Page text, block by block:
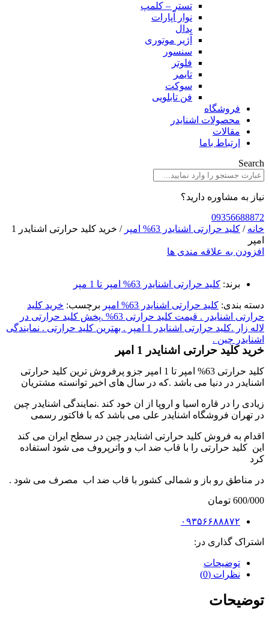
تستر – کلمپ
نوار آپارات
پدال
آژیر موتوری
سنسور
فلوتر
تایمر
سوکت
فن تابلویی
فروشگاه
محصولات اشنایدر
مقالات
ارتباط باما
Search
نیاز به مشاوره دارید؟
09356688872
خانه / کلید حرارتی اشنایدر 63% امپر
/ خرید کلید حرارتی اشنایدر 1
امپر
افزودن به علاقه مندی ها
برند: کلید حرارتی اشنایدر 63% امپر تا 1 مپر
دسته بندی: کلید حرارتی اشنایدر 63% امپر برچسب: خرید کلید
حرارتی اشنایدر . قیمت کلید حرارتی 63% .پخش کلید حرارتی در
لاله زار .کلید حرارتی اشنایدر 1 امپر . بهترین کلید حرارتی . نمایندگی
اشنایدر چین .
خرید کلید حرارتی اشنایدر 1 امپر
کلید حرارتی 63% امپر تا 1 امپر جزو پرفروش ترین کلید حرارتی
اشنایدر در دنیا می باشد .که در سال های اخیر توانسته مشتریان
زیادی را در قاره اسیا و اروپا از ان خود کند .نمایندگی اشنایدر چین
در تهران فروشگاه اشنایدر علی می باشد که با فاکتور رسمی
اقدام به فروش کلید حرارتی اشنایدر چین در سطح ایران می کند
این کلید حرارتی را با قاب ضد اب و واترپروف می شود استفاده
کرد
در مناطق رو باز و شمالی کشور با قاب ضد اب مصرف می شود .
600/000 تومان
۰۹۳۵۶۶۸۸۸۷۲
اشتراک گذاری در:
توضیحات
نظرات (0)
توضیحات